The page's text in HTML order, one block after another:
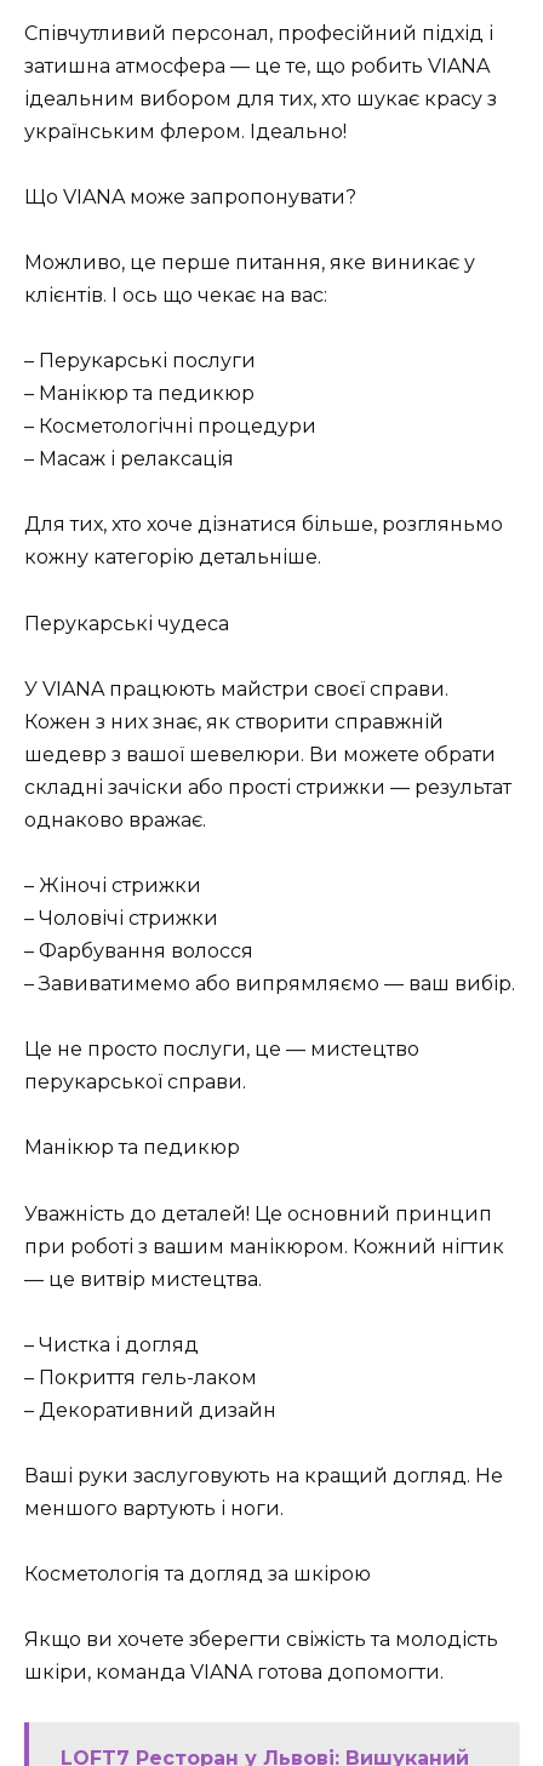
Співчутливий персонал, професійний підхід і
затишна атмосфера — це те, що робить VIANA
ідеальним вибором для тих, хто шукає красу з
українським флером. Ідеально!
Що VIANA може запропонувати?
Можливо, це перше питання, яке виникає у
клієнтів. І ось що чекає на вас:
– Перукарські послуги
– Манікюр та педикюр
– Косметологічні процедури
– Масаж і релаксація
Для тих, хто хоче дізнатися більше, розгляньмо
кожну категорію детальніше.
Перукарські чудеса
У VIANA працюють майстри своєї справи.
Кожен з них знає, як створити справжній
шедевр з вашої шевелюри. Ви можете обрати
складні зачіски або прості стрижки — результат
однаково вражає.
– Жіночі стрижки
– Чоловічі стрижки
– Фарбування волосся
– Завиватимемо або випрямляємо — ваш вибір.
Це не просто послуги, це — мистецтво
перукарської справи.
Манікюр та педикюр
Уважність до деталей! Це основний принцип
при роботі з вашим манікюром. Кожний нігтик
— це витвір мистецтва.
– Чистка і догляд
– Покриття гель-лаком
– Декоративний дизайн
Ваші руки заслуговують на кращий догляд. Не
меншого вартують і ноги.
Косметологія та догляд за шкірою
Якщо ви хочете зберегти свіжість та молодість
шкіри, команда VIANA готова допомогти.
LOFT7 Ресторан у Львові: Вишуканий